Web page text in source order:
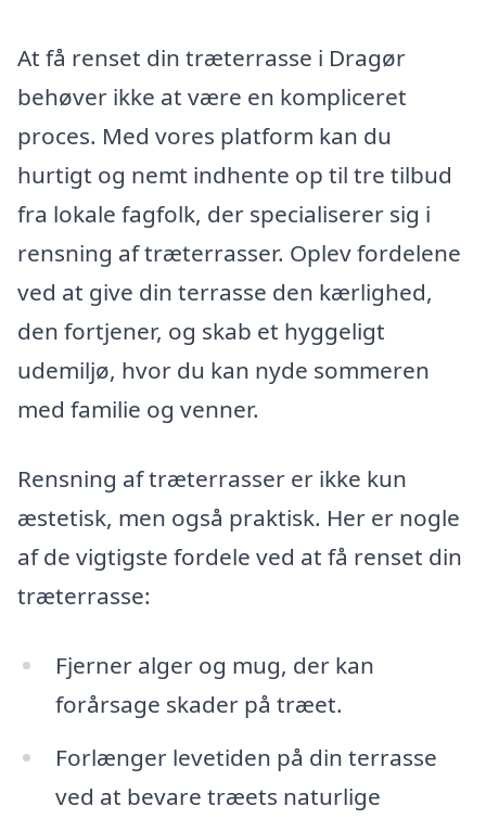
At få renset din træterrasse i Dragør
behøver ikke at være en kompliceret
proces. Med vores platform kan du
hurtigt og nemt indhente op til tre tilbud
fra lokale fagfolk, der specialiserer sig i
rensning af træterrasser. Oplev fordelene
ved at give din terrasse den kærlighed,
den fortjener, og skab et hyggeligt
udemiljø, hvor du kan nyde sommeren
med familie og venner.
Rensning af træterrasser er ikke kun
æstetisk, men også praktisk. Her er nogle
af de vigtigste fordele ved at få renset din
træterrasse:
Fjerner alger og mug, der kan
forårsage skader på træet.
Forlænger levetiden på din terrasse
ved at bevare træets naturlige